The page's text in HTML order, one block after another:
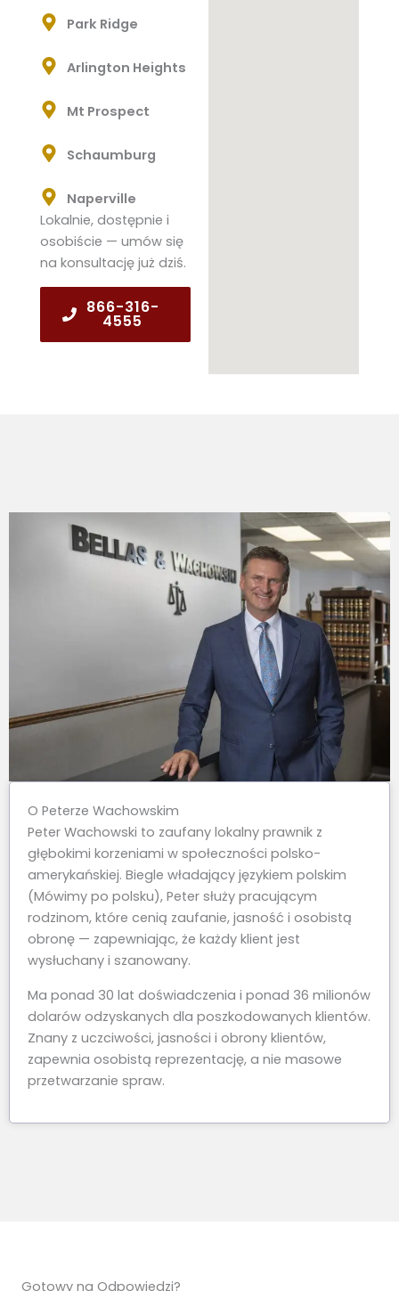
Park Ridge
Arlington Heights
Mt Prospect
Schaumburg
Naperville
Lokalnie, dostępnie i
osobiście — umów się
na konsultację już dziś.
866-316-
4555
O Peterze Wachowskim
Peter Wachowski to zaufany lokalny prawnik z
głębokimi korzeniami w społeczności polsko-
amerykańskiej. Biegle władający językiem polskim
(Mówimy po polsku), Peter służy pracującym
rodzinom, które cenią zaufanie, jasność i osobistą
obronę — zapewniając, że każdy klient jest
wysłuchany i szanowany.
Ma ponad 30 lat doświadczenia i ponad 36 milionów
dolarów odzyskanych dla poszkodowanych klientów.
Znany z uczciwości, jasności i obrony klientów,
zapewnia osobistą reprezentację, a nie masowe
przetwarzanie spraw.
Gotowy na Odpowiedzi?